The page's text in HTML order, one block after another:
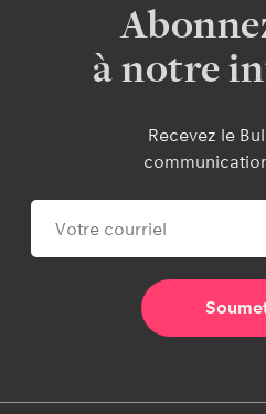
à notre
Recevez le